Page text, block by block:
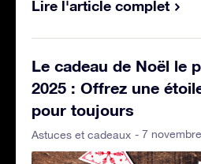
Lire l'article complet
Le cadeau de Noël le
2025 : Offrez une
pour toujours
Astuces et cadeaux - 7